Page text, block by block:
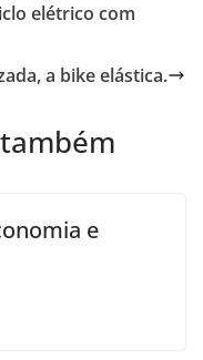
elétrico com
a bike elástica.
e